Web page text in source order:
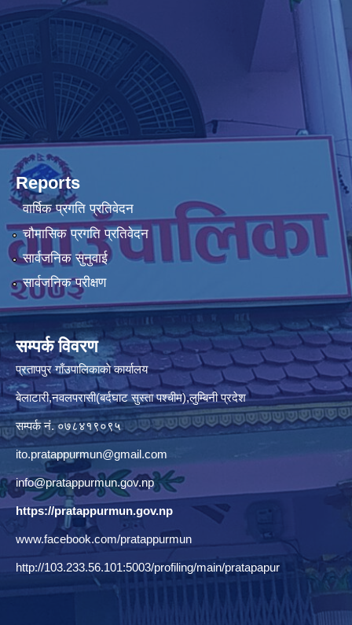
Reports
वार्षिक प्रगति प्रतिवेदन
चौमासिक प्रगति प्रतिवेदन
सार्वजनिक सुनुवाई
सार्वजनिक परीक्षण
सम्पर्क विवरण
प्रतापपुर गाँउपालिकाकाे कार्यालय
बेलाटारी,नवलपरासी(बर्दघाट सुस्ता पश्चीम),लुम्बिनी प्रदेश
सम्पर्क नं. ०७८४१९०९५
ito.pratappurmun@gmail.com
info@pratappurmun.gov.np
https://pratappurmun.gov.np
www.facebook.com/pratappurmun
http://103.233.56.101:5003/profiling/main/pratapapur